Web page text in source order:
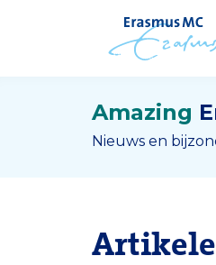
Amazing
Nieuws en